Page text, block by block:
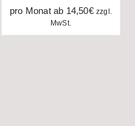
pro Monat ab 14,50€ zzgl.
MwSt.